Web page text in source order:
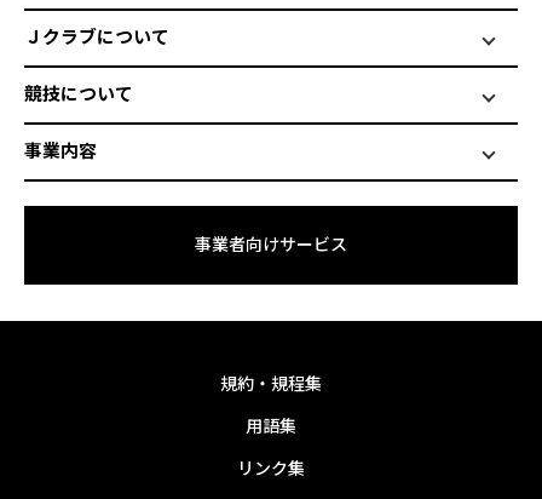
Ｊクラブについて
競技について
事業内容
事業者向けサービス
規約・規程集
用語集
リンク集